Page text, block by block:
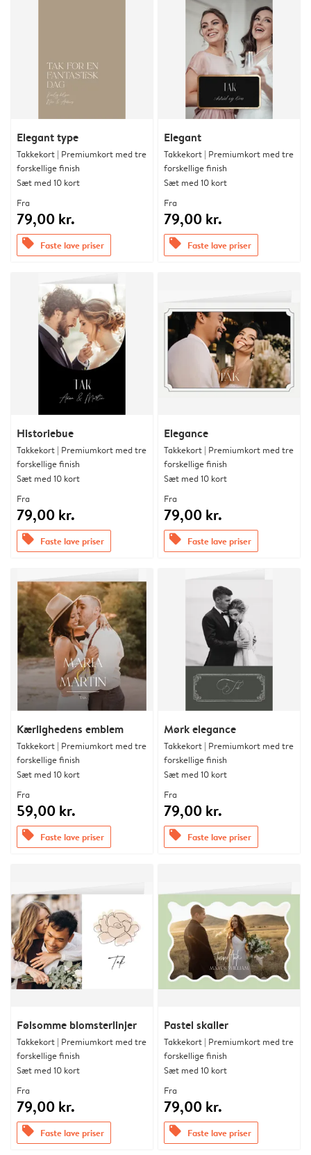
Elegant type
Takkekort | Premiumkort med tre
forskellige finish
Sæt med 10 kort
Fra
79,00 kr.
offers Faste lave priser
Elegant
Takkekort | Premiumkort med tre
forskellige finish
Sæt med 10 kort
Fra
79,00 kr.
offers Faste lave priser
Historiebue
Takkekort | Premiumkort med tre
forskellige finish
Sæt med 10 kort
Fra
79,00 kr.
offers Faste lave priser
Elegance
Takkekort | Premiumkort med tre
forskellige finish
Sæt med 10 kort
Fra
79,00 kr.
offers Faste lave priser
Kærlighedens emblem
Takkekort | Premiumkort med tre
forskellige finish
Sæt med 10 kort
Fra
59,00 kr.
offers Faste lave priser
Mørk elegance
Takkekort | Premiumkort med tre
forskellige finish
Sæt med 10 kort
Fra
79,00 kr.
offers Faste lave priser
Følsomme blomsterlinjer
Takkekort | Premiumkort med tre
forskellige finish
Sæt med 10 kort
Fra
79,00 kr.
offers Faste lave priser
Pastel skaller
Takkekort | Premiumkort med tre
forskellige finish
Sæt med 10 kort
Fra
79,00 kr.
offers Faste lave priser